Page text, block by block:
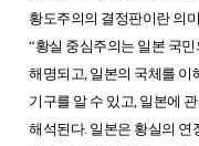
황도주의의 결정판이란 의
“황실 중심주의는 일본 국
해명되고, 일본의 국체를 이
기구를 알 수 있고, 일본에
해석된다. 일본은 황실의 연